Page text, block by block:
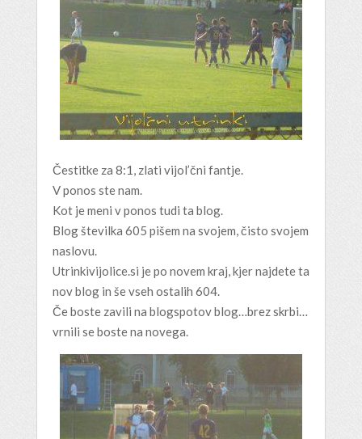
Čestitke za 8:1, zlati vijol’čni fantje.
V ponos ste nam.
Kot je meni v ponos tudi ta blog.
Blog številka 605 pišem na svojem, čisto svojem
naslovu.
Utrinkivijolice.si je po novem kraj, kjer najdete ta
nov blog in še vseh ostalih 604.
Če boste zavili na blogspotov blog…brez skrbi…
vrnili se boste na novega.